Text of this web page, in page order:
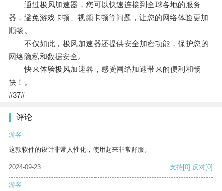
通过极风加速器，您可以快速连接到全球各地的服务
器，避免游戏卡顿、视频卡顿等问题，让您的网络体验更加
顺畅。
不仅如此，极风加速器还提供安全加密功能，保护您的
网络隐私和数据安全。
快来体验极风加速器，感受网络加速带来的便利和畅
快！。
#37#
评论
游客
这款软件的设计非常人性化，使用起来非常舒服。
2024-09-23 支持[0] 反对[0]
游客